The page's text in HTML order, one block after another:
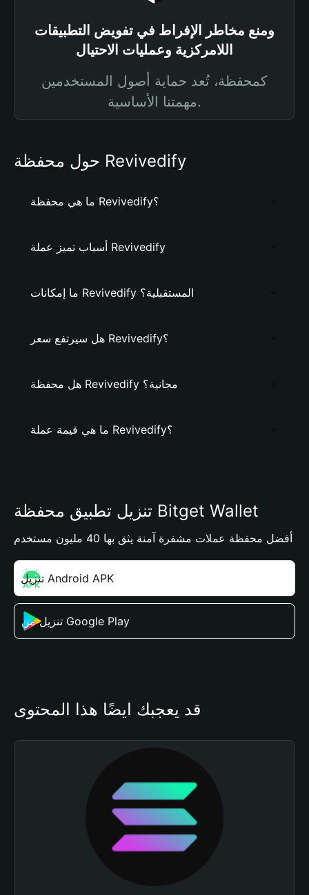
ومنع مخاطر الإفراط في تفويض التطبيقات
اللامركزية وعمليات الاحتيال
كمحفظة، تُعد حماية أصول المستخدمين
مهمتنا الأساسية.
حول محفظة Revivedify
ما هي محفظة Revivedify؟
أسباب تميز عملة Revivedify
ما إمكانات Revivedify المستقبلية؟
هل سيرتفع سعر Revivedify؟
هل محفظة Revivedify مجانية؟
ما هي قيمة عملة Revivedify؟
تنزيل تطبيق محفظة Bitget Wallet
أفضل محفظة عملات مشفرة آمنة يثق بها 40 مليون مستخدم
تنزيل Android APK
تنزيل من Google Play
قد يعجبك أيضًا هذا المحتوى